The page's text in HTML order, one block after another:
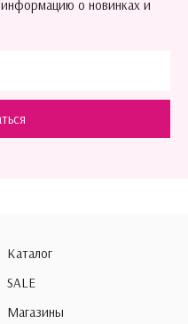
о новинках и
Каталог
SALE
Магазины